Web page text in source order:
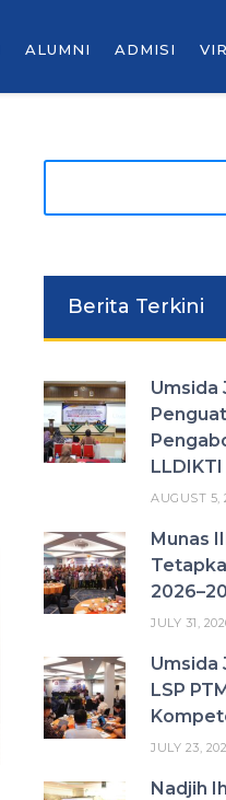
ALUMNI ADMISI
Berita Terkini
Umsida
LLDIKTI
AUGUST 5,
Munas
JULY 31,
Umsida
LSP
JULY 23,
Nadjih